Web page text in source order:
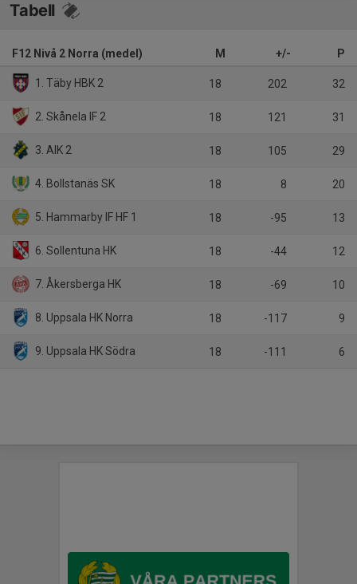
Tabell
F12 Nivå 2 Norra (medel) M +/- P
1. Täby HBK 2 18 202 32
2. Skånela IF 2 18 121 31
3. AIK 2 18 105 29
4. Bollstanäs SK 18 8 20
5. Hammarby IF HF 1 18 -95 13
6. Sollentuna HK 18 -44 12
7. Åkersberga HK 18 -69 10
8. Uppsala HK Norra 18 -117 9
9. Uppsala HK Södra 18 -111 6